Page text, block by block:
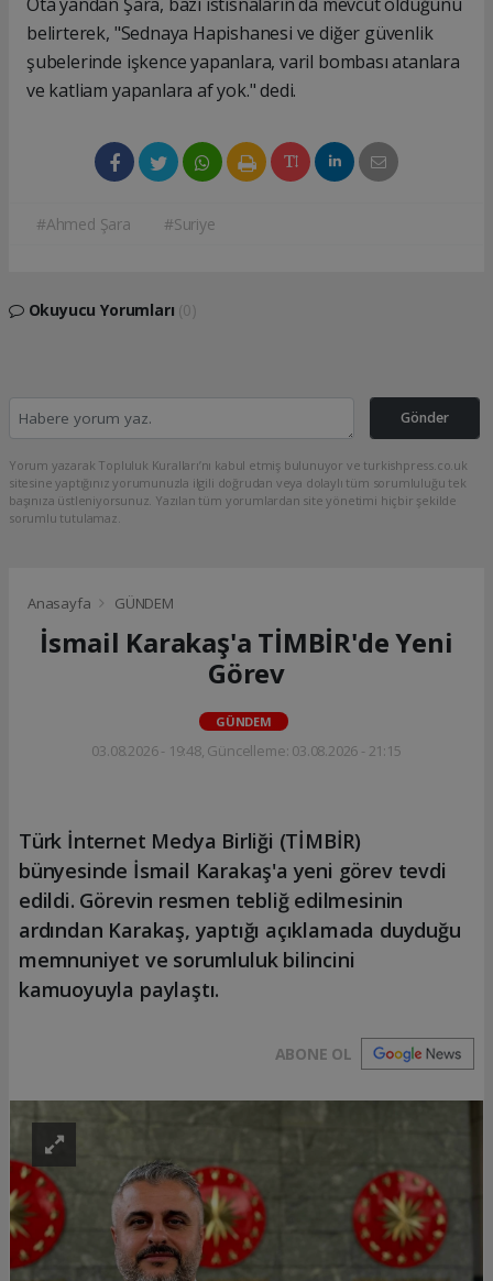
belirterek, "Sednaya Hapishanesi ve diğer güvenlik
şubelerinde işkence yapanlara, varil bombası atanlara
ve katliam yapanlara af yok." dedi.
#Ahmed Şara #Suriye
Okuyucu Yorumları (0)
Gönder
Yorum yazarak Topluluk Kuralları’nı kabul etmiş bulunuyor ve turkishpress.co.uk
sitesine yaptığınız yorumunuzla ilgili doğrudan veya dolaylı tüm sorumluluğu tek
başınıza üstleniyorsunuz. Yazılan tüm yorumlardan site yönetimi hiçbir şekilde
sorumlu tutulamaz.
Anasayfa GÜNDEM
İsmail Karakaş'a TİMBİR'de Yeni
Görev
GÜNDEM
03.08.2026 - 19:48, Güncelleme: 03.08.2026 - 21:15
Türk İnternet Medya Birliği (TİMBİR)
bünyesinde İsmail Karakaş'a yeni görev tevdi
edildi. Görevin resmen tebliğ edilmesinin
ardından Karakaş, yaptığı açıklamada duyduğu
memnuniyet ve sorumluluk bilincini
kamuoyuyla paylaştı.
ABONE OL